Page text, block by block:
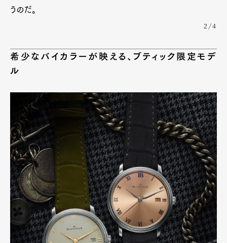
うのだ。
2/4
希少なバイカラーが映える、ブティック限定モデ
ル